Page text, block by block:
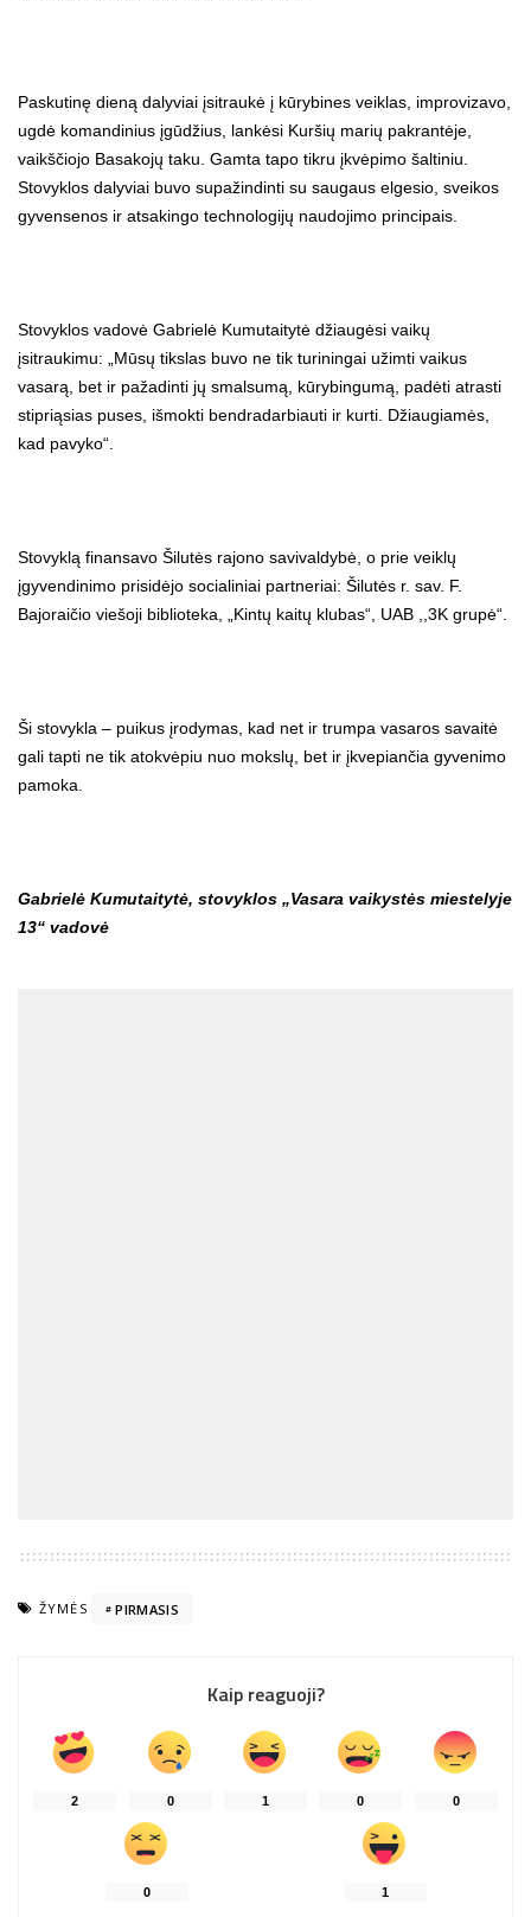
Paskutinę dieną dalyviai įsitraukė į kūrybines veiklas, improvizavo,
ugdė komandinius įgūdžius, lankėsi Kuršių marių pakrantėje,
vaikščiojo Basakojų taku. Gamta tapo tikru įkvėpimo šaltiniu.
Stovyklos dalyviai buvo supažindinti su saugaus elgesio, sveikos
gyvensenos ir atsakingo technologijų naudojimo principais.
Stovyklos vadovė Gabrielė Kumutaitytė džiaugėsi vaikų
įsitraukimu: „Mūsų tikslas buvo ne tik turiningai užimti vaikus
vasarą, bet ir pažadinti jų smalsumą, kūrybingumą, padėti atrasti
stipriąsias puses, išmokti bendradarbiauti ir kurti. Džiaugiamės,
kad pavyko“.
Stovyklą finansavo Šilutės rajono savivaldybė, o prie veiklų
įgyvendinimo prisidėjo socialiniai partneriai: Šilutės r. sav. F.
Bajoraičio viešoji biblioteka, „Kintų kaitų klubas“, UAB ,,3K grupė“.
Ši stovykla – puikus įrodymas, kad net ir trumpa vasaros savaitė
gali tapti ne tik atokvėpiu nuo mokslų, bet ir įkvepiančia gyvenimo
pamoka.
Gabrielė Kumutaitytė, stovyklos „Vasara vaikystės miestelyje
13“ vadovė
ŽYMĖS PIRMASIS
Kaip reaguoji?
2 0 1 0 0
0 1